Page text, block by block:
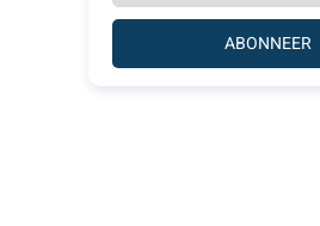
ABONNEER